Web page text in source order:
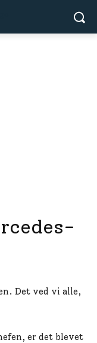
Det ved vi alle,
er det blevet